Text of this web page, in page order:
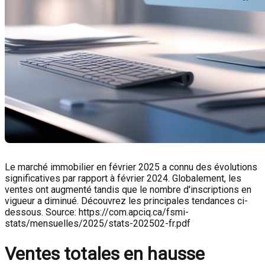
Le marché immobilier en février 2025 a connu des évolutions
significatives par rapport à février 2024. Globalement, les
ventes ont augmenté tandis que le nombre d'inscriptions en
vigueur a diminué. Découvrez les principales tendances ci-
dessous. Source: https://com.apciq.ca/fsmi-
stats/mensuelles/2025/stats-202502-fr.pdf
Ventes totales en hausse